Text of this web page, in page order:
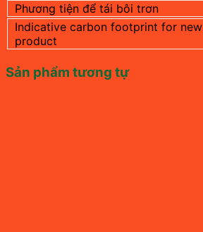
Phương tiện để tái bôi trơn
Indicative carbon footprint for new
product
Sản phẩm tương tự